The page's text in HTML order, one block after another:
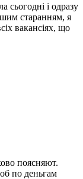
і одразу
старанням, я
вакансіях, що
поясняют.
по деньгам